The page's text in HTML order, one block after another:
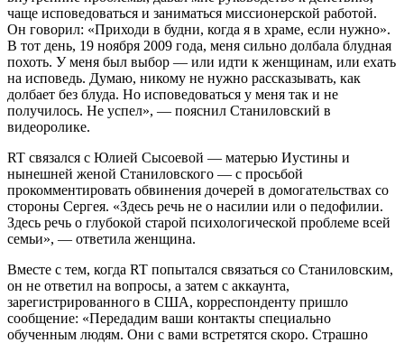
чаще исповедоваться и заниматься миссионерской работой.
Он говорил: «Приходи в будни, когда я в храме, если нужно».
В тот день, 19 ноября 2009 года, меня сильно долбала блудная
похоть. У меня был выбор — или идти к женщинам, или ехать
на исповедь. Думаю, никому не нужно рассказывать, как
долбает без блуда. Но исповедоваться у меня так и не
получилось. Не успел», — пояснил Станиловский в
видеоролике.
RT связался с Юлией Сысоевой — матерью Иустины и
нынешней женой Станиловского — с просьбой
прокомментировать обвинения дочерей в домогательствах со
стороны Сергея. «Здесь речь не о насилии или о педофилии.
Здесь речь о глубокой старой психологической проблеме всей
семьи», — ответила женщина.
Вместе с тем, когда RT попытался связаться со Станиловским,
он не ответил на вопросы, а затем с аккаунта,
зарегистрированного в США, корреспонденту пришло
сообщение: «Передадим ваши контакты специально
обученным людям. Они с вами встретятся скоро. Страшно